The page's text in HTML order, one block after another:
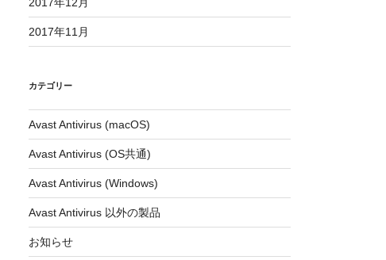
2017年11月
カテゴリー
Avast Antivirus (macOS)
Avast Antivirus (OS共通)
Avast Antivirus (Windows)
Avast Antivirus 以外の製品
お知らせ